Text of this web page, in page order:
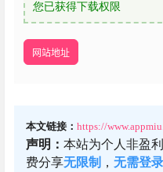
您已获得下载权限
网站地址
本文链接： https://
声明： 本站为个人非盈
费分享无限制 ， 无需登录